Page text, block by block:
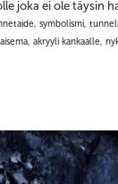
joka ei ole täysin
symbolismi,
akryyli kankaalle,